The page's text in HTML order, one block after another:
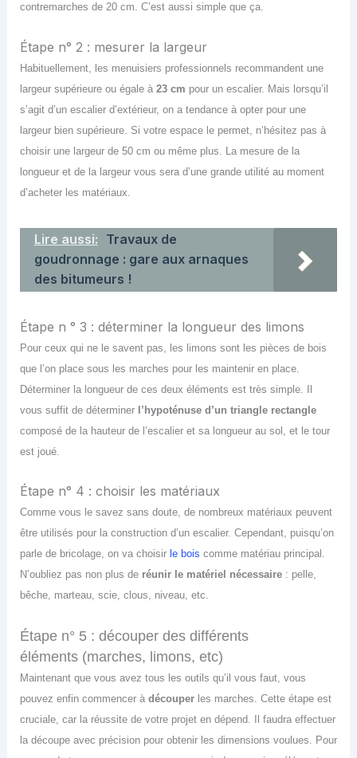
contremarches de 20 cm. C’est aussi simple que ça.
Étape n° 2 : mesurer la largeur
Habituellement, les menuisiers professionnels recommandent une
largeur supérieure ou égale à 23 cm pour un escalier. Mais lorsqu’il
s’agit d’un escalier d’extérieur, on a tendance à opter pour une
largeur bien supérieure. Si votre espace le permet, n’hésitez pas à
choisir une largeur de 50 cm ou même plus. La mesure de la
longueur et de la largeur vous sera d’une grande utilité au moment
d’acheter les matériaux.
Lire aussi: Travaux de
goudronnage : gare aux arnaques
des bitumeurs !
Étape n ° 3 : déterminer la longueur des limons
Pour ceux qui ne le savent pas, les limons sont les pièces de bois
que l’on place sous les marches pour les maintenir en place.
Déterminer la longueur de ces deux éléments est très simple. Il
vous suffit de déterminer l’hypoténuse d’un triangle rectangle
composé de la hauteur de l’escalier et sa longueur au sol, et le tour
est joué.
Étape n° 4 : choisir les matériaux
Comme vous le savez sans doute, de nombreux matériaux peuvent
être utilisés pour la construction d’un escalier. Cependant, puisqu’on
parle de bricolage, on va choisir le bois comme matériau principal.
N’oubliez pas non plus de réunir le matériel nécessaire: pelle,
bêche, marteau, scie, clous, niveau, etc.
Étape n° 5 : découper des différents
éléments (marches, limons, etc)
Maintenant que vous avez tous les outils qu’il vous faut, vous
pouvez enfin commencer à découperles marches. Cette étape est
cruciale, car la réussite de votre projet en dépend. Il faudra effectuer
la découpe avec précision pour obtenir les dimensions voulues. Pour